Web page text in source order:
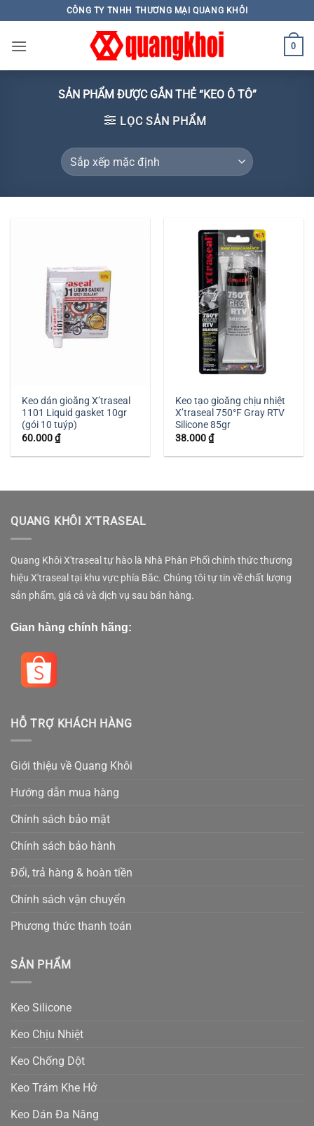
to
content
CÔNG TY TNHH THƯƠNG MẠI QUANG KHÔI
0
SẢN PHẨM ĐƯỢC GẮN THẺ “KEO Ô TÔ”
LỌC SẢN PHẨM
Keo dán gioăng X’traseal
1101 Liquid gasket 10gr
(gói 10 tuýp)
60.000₫
Keo tạo gioăng chịu nhiệt
X’traseal 750°F Gray RTV
Silicone 85gr
38.000₫
QUANG KHÔI X'TRASEAL
Quang Khôi X'traseal tự hào là Nhà Phân Phối chính thức thương
hiệu X'traseal tại khu vực phía Bắc. Chúng tôi tự tin về chất lượng
sản phẩm, giá cả và dịch vụ sau bán hàng.
Gian hàng chính hãng:
HỖ TRỢ KHÁCH HÀNG
Giới thiệu về Quang Khôi
Hướng dẫn mua hàng
Chính sách bảo mật
Chính sách bảo hành
Đổi, trả hàng & hoàn tiền
Chính sách vận chuyển
Phương thức thanh toán
SẢN PHẨM
Keo Silicone
Keo Chịu Nhiệt
Keo Chống Dột
Keo Trám Khe Hở
Keo Dán Đa Năng